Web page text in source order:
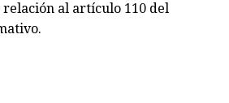
relación al artículo 110 del